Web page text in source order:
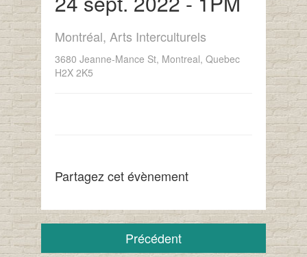
Montréal, Arts Interculturels
3680 Jeanne-Mance St, Montreal, Quebec
H2X 2K5
Partagez cet évènement
Précédent